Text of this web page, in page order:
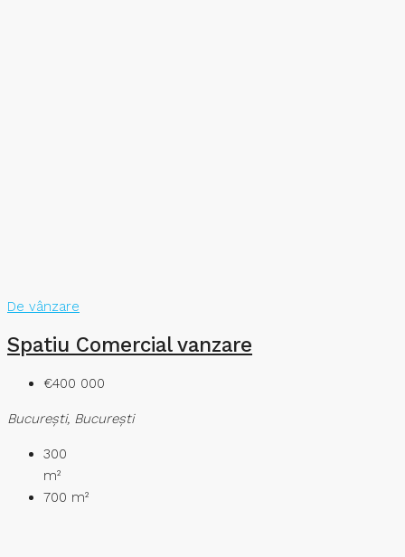
De vânzare
Spatiu Comercial vanzare
€400 000
București, București
300
m²
700 m²